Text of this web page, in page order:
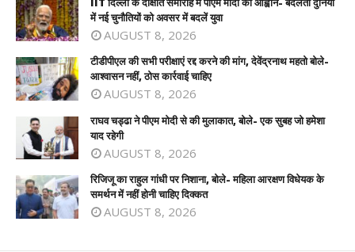
में नई चुनौतियों को अवसर में बदलें युवा
AUGUST 8, 2026
टीडीपीएल की सभी परीक्षाएं रद्द करने की मांग, देवेंद्रनाथ महतो बोले-
आश्वासन नहीं, ठोस कार्रवाई चाहिए
AUGUST 8, 2026
राघव चड्ढा ने पीएम मोदी से की मुलाकात, बोले- एक सुबह जो हमेशा
याद रहेगी
AUGUST 8, 2026
रिजिजू का राहुल गांधी पर निशाना, बोले- महिला आरक्षण विधेयक के
समर्थन में नहीं होनी चाहिए दिक्कत
AUGUST 8, 2026